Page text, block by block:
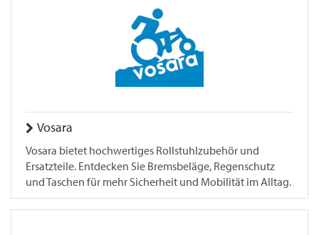
Vosara
Vosara bietet hochwertiges Rollstuhlzubehör und
Ersatzteile. Entdecken Sie Bremsbeläge, Regenschutz
und Taschen für mehr Sicherheit und Mobilität im Alltag.